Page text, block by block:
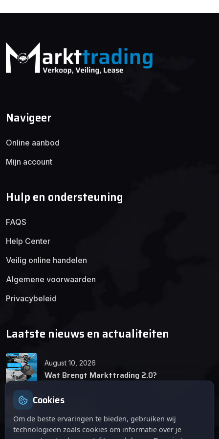
Navigeer
Online aanbod
Mijn account
Hulp en ondersteuning
FAQS
Help Center
Veilig online handelen
Algemene voorwaarden
Privacybeleid
Laatste nieuws en actualiteiten
August 10, 2026
Wat Brengt Markttrading 2.0?
Tips en Tricks
Cookies
Om de beste ervaringen te bieden, gebruiken wij
technologieën zoals cookies om informatie over je